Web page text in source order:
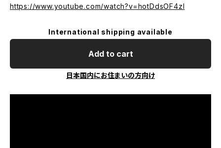
https://www.youtube.com/watch?v=hotDdsOF4zI
International shipping available
Add to cart
日本国内にお住まいの方向け